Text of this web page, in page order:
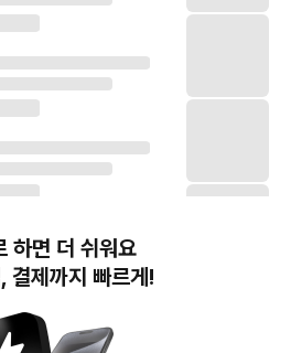
하면 더 쉬워요
결제까지 빠르게!